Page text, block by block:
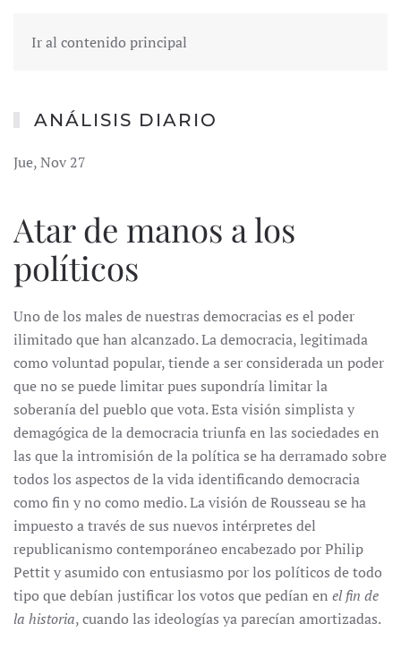
Ir al contenido principal
ANÁLISIS DIARIO
Jue, Nov 27
Atar de manos a los
políticos
Uno de los males de nuestras democracias es el poder
ilimitado que han alcanzado. La democracia, legitimada
como voluntad popular, tiende a ser considerada un poder
que no se puede limitar pues supondría limitar la
soberanía del pueblo que vota. Esta visión simplista y
demagógica de la democracia triunfa en las sociedades en
las que la intromisión de la política se ha derramado sobre
todos los aspectos de la vida identificando democracia
como fin y no como medio. La visión de Rousseau se ha
impuesto a través de sus nuevos intérpretes del
republicanismo contemporáneo encabezado por Philip
Pettit y asumido con entusiasmo por los políticos de todo
tipo que debían justificar los votos que pedían en el fin de
la historia, cuando las ideologías ya parecían amortizadas.